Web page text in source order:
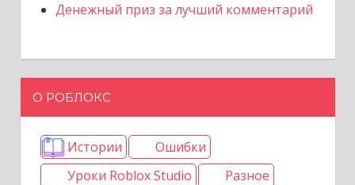
Денежный приз за лучший комментарий
О РОБЛОКС
Истории
Ошибки
Уроки Roblox Studio
Разное